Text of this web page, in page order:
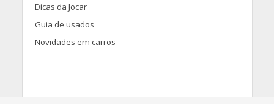
Dicas da Jocar
Guia de usados
Novidades em carros